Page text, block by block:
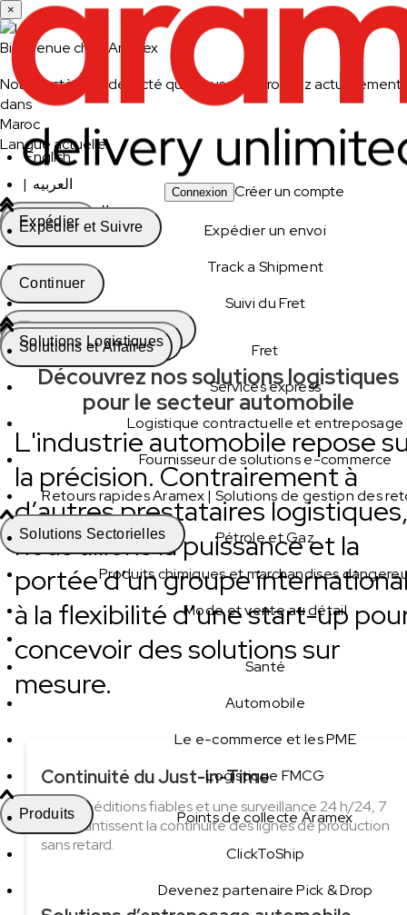
Connexion Créer un compte
Expédier
Expédier et Suivre
Expédier un envoi
Track a Shipment
Suivi du Fret
Solutions Logistiques
Solutions et Affaires
Fret
Services express
Logistique contractuelle et entreposage
Fournisseur de solutions e-commerce
Retours rapides Aramex | Solutions de gestion des
Solutions Sectorielles
Pétrole et Gaz
Produits chimiques et marchandises
Mode et vente au détail
Santé
Automobile
Le e-commerce et les PME
Logistique FMCG
Produits
Points de collecte Aramex
ClickToShip
Devenez partenaire Pick & Drop
×
Bienvenue chez Aramex
Notre système a détecté que vous vous trouvez actuellement
dans
Maroc
Langue actuelle
English
| العربيه
|العربيه - انثى
français
Continuer
Changer de pays
Découvrez nos solutions logistiques
pour le secteur automobile
L'industrie automobile repose
la précision. Contrairement à
d’autres prestataires
nous allions la puissance et la
portée d’un groupe
à la flexibilité d’une start-up
concevoir des solutions sur
mesure.
Continuité du Just-in-Time
Des expéditions fiables et une surveillance 24 h/24, 7
j/7 garantissent la continuité des lignes de production
sans retard.